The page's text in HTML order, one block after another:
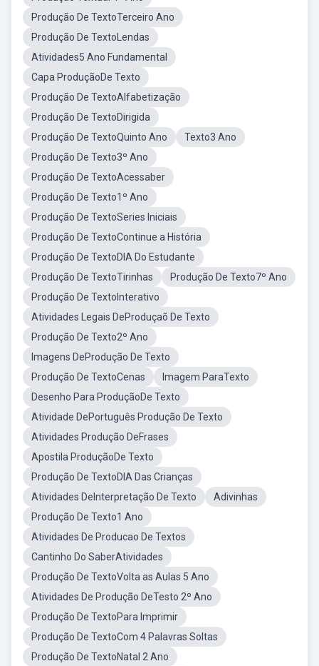
Produção De TextoTerceiro Ano
Produção De TextoLendas
Atividades5 Ano Fundamental
Capa ProduçãoDe Texto
Produção De TextoAlfabetização
Produção De TextoDirigida
Produção De TextoQuinto Ano
Texto3 Ano
Produção De Texto3º Ano
Produção De TextoAcessaber
Produção De Texto1º Ano
Produção De TextoSeries Iniciais
Produção De TextoContinue a História
Produção De TextoDIA Do Estudante
Produção De TextoTirinhas
Produção De Texto7º Ano
Produção De TextoInterativo
Atividades Legais DeProduçaõ De Texto
Produção De Texto2º Ano
Imagens DeProdução De Texto
Produção De TextoCenas
Imagem ParaTexto
Desenho Para ProduçãoDe Texto
Atividade DePortuguês Produção De Texto
Atividades Produção DeFrases
Apostila ProduçãoDe Texto
Produção De TextoDIA Das Crianças
Atividades DeInterpretação De Texto
Adivinhas
Produção De Texto1 Ano
Atividades De Producao De Textos
Cantinho Do SaberAtividades
Produção De TextoVolta as Aulas 5 Ano
Atividades De Produção DeTesto 2º Ano
Produção De TextoPara Imprimir
Produção De TextoCom 4 Palavras Soltas
Produção De TextoNatal 2 Ano